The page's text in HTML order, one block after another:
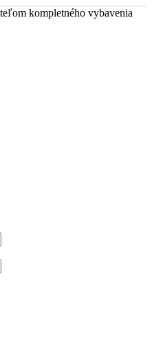
kompletného vybavenia